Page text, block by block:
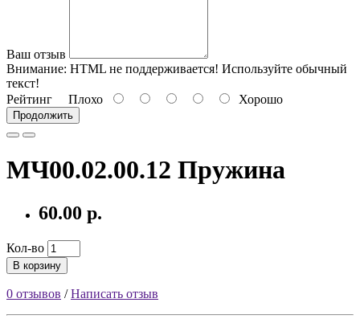
Ваш отзыв
Внимание: HTML не поддерживается! Используйте обычный
текст!
Рейтинг Плохо Хорошо
Продолжить
МЧ00.02.00.12 Пружина
60.00 р.
Кол-во
В корзину
0 отзывов /Написать отзыв